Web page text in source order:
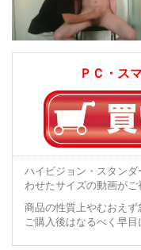
ＰＣ・ス
ハイビジョン・スタン
わせたサイズの動画がご
商品の性質上やむおえず
ご購入後はなるべく早目